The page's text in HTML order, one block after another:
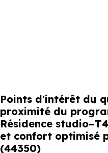
Points d'intérêt du
proximité du
Résidence
et confort optimisé
(44350)